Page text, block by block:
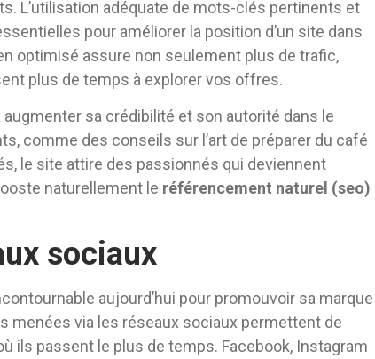
L’utilisation adéquate de mots-clés pertinents et
pour améliorer la position d’un site dans
optimisé assure non seulement plus de trafic,
plus de temps à explorer vos offres.
sa crédibilité et son autorité dans le
comme des conseils sur l’art de préparer du café
le site attire des passionnés qui deviennent
naturellement le référencement naturel (seo)
sociaux
aujourd’hui pour promouvoir sa marque
menées via les réseaux sociaux permettent de
ils passent le plus de temps. Facebook, Instagram